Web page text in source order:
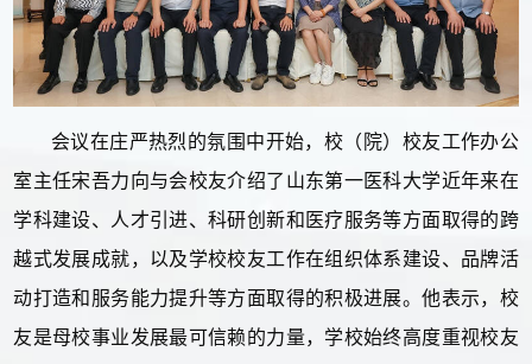
会议在庄严热烈的氛围中开始，校（院）校友工作办公
室主任宋吾力向与会校友介绍了山东第一医科大学近年来在
学科建设、人才引进、科研创新和医疗服务等方面取得的跨
越式发展成就，以及学校校友工作在组织体系建设、品牌活
动打造和服务能力提升等方面取得的积极进展。他表示，校
友是母校事业发展最可信赖的力量，学校始终高度重视校友